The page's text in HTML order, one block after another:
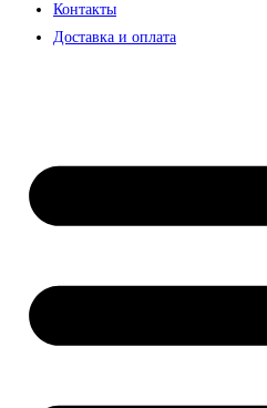
Контакты
Доставка и оплата